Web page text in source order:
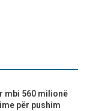
mbi 560 milionë
për pushim